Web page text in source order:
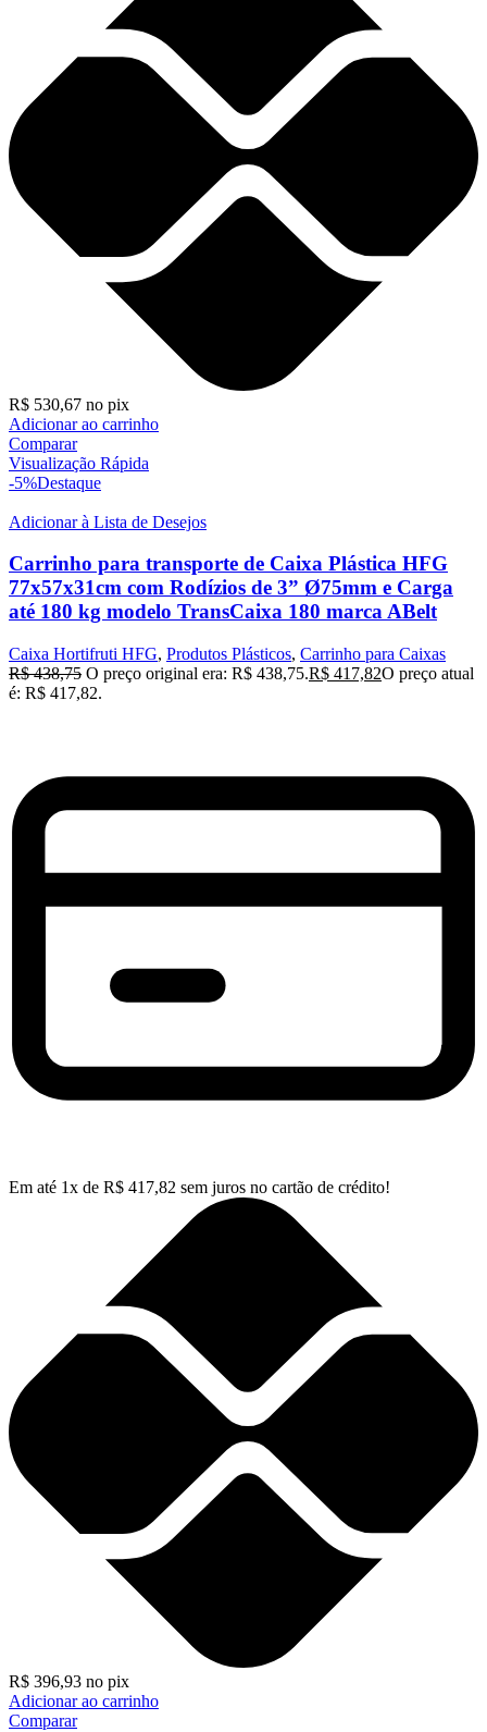
R$ 530,67 no pix
Adicionar ao carrinho
Comparar
Visualização Rápida
-5%Destaque
Adicionar à Lista de Desejos
Carrinho para transporte de Caixa Plástica HFG
77x57x31cm com Rodízios de 3” Ø75mm e Carga
até 180 kg modelo TransCaixa 180 marca ABelt
Caixa Hortifruti HFG, Produtos Plásticos, Carrinho para Caixas
R$438,75 O preço original era: R$ 438,75.R$ 417,82O preço atual
é: R$ 417,82.
Em até 1x de R$ 417,82 sem juros no cartão de crédito!
R$ 396,93 no pix
Adicionar ao carrinho
Comparar